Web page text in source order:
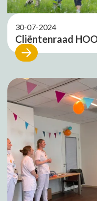
Cliëntenraad
30-07-2024